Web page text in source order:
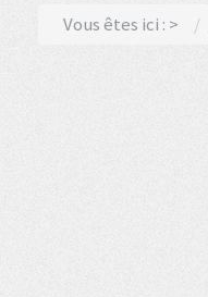
Vous êtes ici :